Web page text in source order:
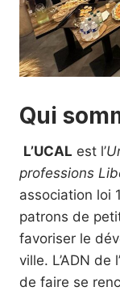
Qui
L’UCAL est l’
professions
association loi
patrons de
favoriser le
ville. L’ADN de
de faire se